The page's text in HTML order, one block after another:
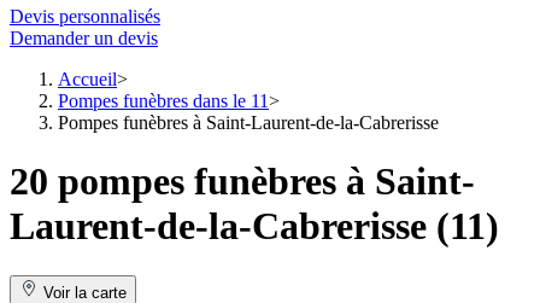
Devis personnalisés
Demander un devis
Accueil
Pompes funèbres dans le 11
Pompes funèbres à Saint-Laurent-de-la-Cabrerisse
20 pompes funèbres à Saint-
Laurent-de-la-Cabrerisse (11)
Voir la carte